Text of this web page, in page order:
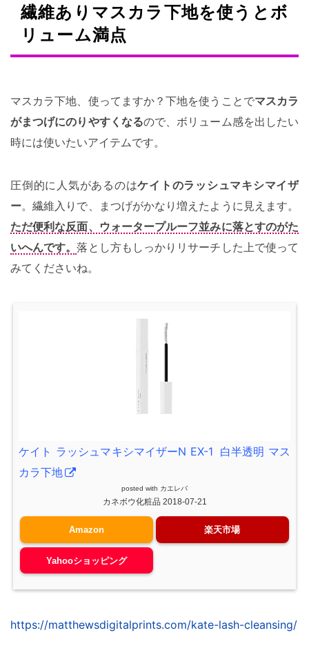
繊維ありマスカラ下地を使うとボ
リューム満点
マスカラ下地、使ってますか？下地を使うことでマスカラ
がまつげにのりやすくなるので、ボリューム感を出したい
時には使いたいアイテムです。
圧倒的に人気があるのはケイトのラッシュマキシマイザ
ー。繊維入りで、まつげがかなり増えたように見えます。
ただ便利な反面、ウォータープルーフ並みに落とすのがた
いへんです。落とし方もしっかりリサーチした上で使って
みてくださいね。
ケイト ラッシュマキシマイザーN EX-1 白半透明 マス
カラ下地
posted with カエレバ
カネボウ化粧品 2018-07-21
Amazon 楽天市場
Yahooショッピング
https://matthewsdigitalprints.com/kate-lash-cleansing/